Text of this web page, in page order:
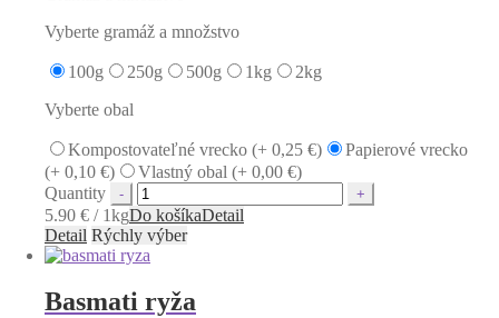
Vyberte gramáž a množstvo
100g 250g 500g 1kg
2kg
Vyberte obal
Kompostovateľné vrecko (+ 0,25 €)
Papierové vrecko
(+ 0,10 €) Vlastný obal (+ 0,00 €)
Quantity
5.90 € / 1kgDo košíkaDetail
Detail Rýchly výber
Basmati ryža